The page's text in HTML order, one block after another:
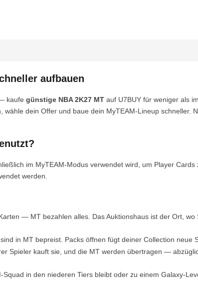
aufbauen
kaufe günstige NBA 2K27 MT auf U7BUY für weniger als
dein Offer und baue dein MyTEAM-Lineup schneller.
im MyTEAM-Modus verwendet wird, um Player
werden.
— MT bezahlen alles. Das Auktionshaus ist der Ort,
in MT bepreist. Packs öffnen fügt deiner Collection neue
Spieler kauft sie, und die MT werden übertragen —
in den niederen Tiers bleibt oder zu einem Galaxy-